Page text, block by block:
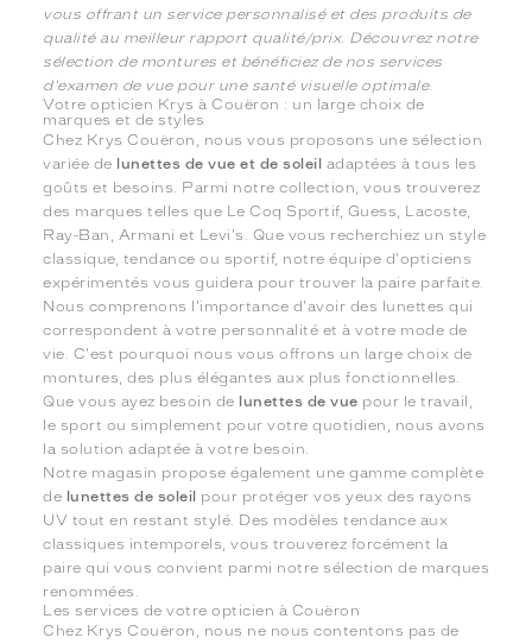
vous offrant un service personnalisé et des produits de
qualité au meilleur rapport qualité/prix. Découvrez notre
sélection de montures et bénéficiez de nos services
d'examen de vue pour une santé visuelle optimale.
Votre opticien Krys à Couëron : un large choix de
marques et de styles
Chez Krys Couëron, nous vous proposons une sélection
variée de lunettes de vue et de soleil adaptées à tous les
goûts et besoins. Parmi notre collection, vous trouverez
des marques telles que Le Coq Sportif, Guess, Lacoste,
Ray-Ban, Armani et Levi's. Que vous recherchiez un style
classique, tendance ou sportif, notre équipe d'opticiens
expérimentés vous guidera pour trouver la paire parfaite.
Nous comprenons l'importance d'avoir des lunettes qui
correspondent à votre personnalité et à votre mode de
vie. C'est pourquoi nous vous offrons un large choix de
montures, des plus élégantes aux plus fonctionnelles.
Que vous ayez besoin de lunettes de vue pour le travail,
le sport ou simplement pour votre quotidien, nous avons
la solution adaptée à votre besoin.
Notre magasin propose également une gamme complète
de lunettes de soleil pour protéger vos yeux des rayons
UV tout en restant stylé. Des modèles tendance aux
classiques intemporels, vous trouverez forcément la
paire qui vous convient parmi notre sélection de marques
renommées.
Les services de votre opticien à Couëron
Chez Krys Couëron, nous ne nous contentons pas de